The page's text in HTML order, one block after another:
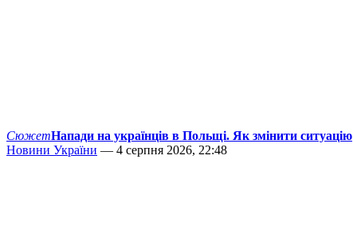
СюжетНапади на українців в Польщі. Як змінити ситуацію
Новини України — 4 серпня 2026, 22:48